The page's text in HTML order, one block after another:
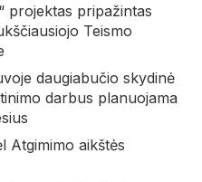
projektas pripažintas
Teismo
daugiabučio skydinė
darbus planuojama
Atgimimo aikštės